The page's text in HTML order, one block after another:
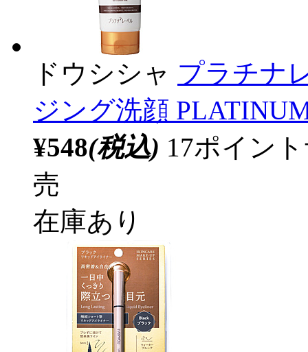
ドウシシャ プラチナ
ジング洗顔
¥548(税込) 17ポイン
売
在庫あり